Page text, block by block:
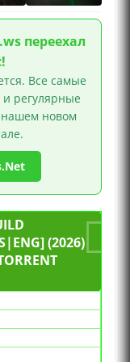
переехал
Все самые
регулярные
нашем новом
(2026)